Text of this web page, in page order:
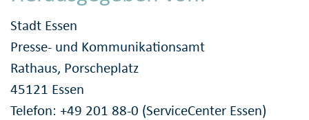
Stadt Essen
Presse- und Kommunikationsamt
Rathaus, Porscheplatz
45121 Essen
Telefon: +49 201 88-0 (ServiceCenter Essen)